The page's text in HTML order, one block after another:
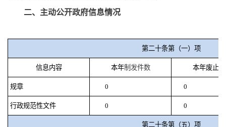
二、主动公开政府信息情况
第二十条第（一）项
信息内容 本年制发件数 本年废止
规章 0 0
行政规范性文件 0 0
第二十条第（五）项